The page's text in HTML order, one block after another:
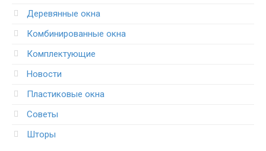
Деревянные окна
Комбинированные окна
Комплектующие
Новости
Пластиковые окна
Советы
Шторы